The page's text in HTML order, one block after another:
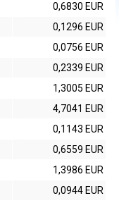
0,6830 EUR
0,1296 EUR
0,0756 EUR
0,2339 EUR
1,3005 EUR
4,7041 EUR
0,1143 EUR
0,6559 EUR
1,3986 EUR
0,0944 EUR